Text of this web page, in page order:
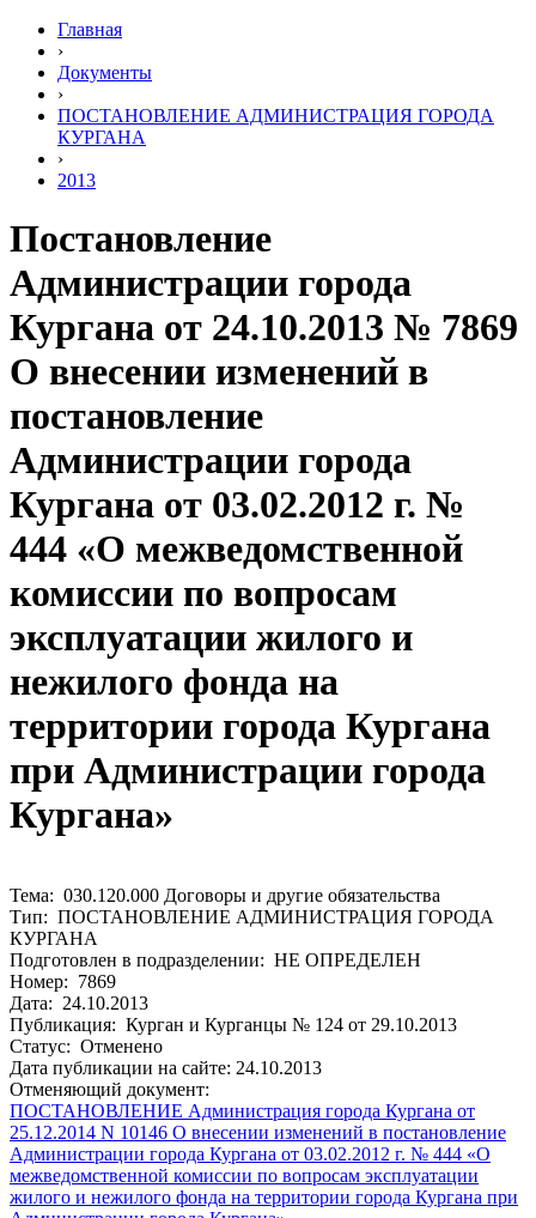
Главная
›
Документы
›
ПОСТАНОВЛЕНИЕ АДМИНИСТРАЦИЯ ГОРОДА
КУРГАНА
›
2013
Постановление
Администрации города
Кургана от 24.10.2013 № 7869
О внесении изменений в
постановление
Администрации города
Кургана от 03.02.2012 г. №
444 «О межведомственной
комиссии по вопросам
эксплуатации жилого и
нежилого фонда на
территории города Кургана
при Администрации города
Кургана»
Тема: 030.120.000 Договоры и другие обязательства
Тип: ПОСТАНОВЛЕНИЕ АДМИНИСТРАЦИЯ ГОРОДА
КУРГАНА
Подготовлен в подразделении: НЕ ОПРЕДЕЛЕН
Номер: 7869
Дата: 24.10.2013
Публикация: Курган и Курганцы № 124 от 29.10.2013
Статус: Отменено
Дата публикации на сайте: 24.10.2013
Отменяющий документ:
ПОСТАНОВЛЕНИЕ Администрация города Кургана от
25.12.2014 N 10146 О внесении изменений в постановление
Администрации города Кургана от 03.02.2012 г. № 444 «О
межведомственной комиссии по вопросам эксплуатации
жилого и нежилого фонда на территории города Кургана при